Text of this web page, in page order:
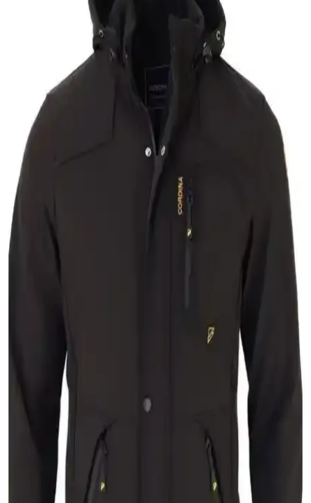
seçenekleriyle, günlük ve outdoor kullanım için ideal çözümler
Erkek Siyah Şişme Montlar: Modern ve
Fonksiyonel Kış Giyim Seçenekleri
Siyah şişme montlar, sıcak tutma ve şıklığı bir arada sunar. Farklı
modelleri ve kombin önerileriyle, her erkeğin gardırobunda
bulunması gereken pratik ve şık kış giyim parçasıdır.
Erkek Kaşmir Mont: Şıklık ve Konforun En İyi
Seçenekleri
Yüksek kaliteli kaşmir montlar, şıklık ve konforu bir arada sunar.
Doğal kumaş özellikleri, dayanıklılığı ve stil detaylarıyla erkek
gardırobunun vazgeçilmezi olur.
Erkekler İçin Anorak Montlar: Fonksiyonellik ve
Şıklık Bir Arada Güncel Trendler
Erkek anorak montlar, su ve rüzgar geçirmez özellikleriyle şehir ve
doğa aktivitelerinde ideal, dayanıklı ve şık seçenekler sunar. Güncel
İxir Nakış Armalı Mevsimlik Erkek Mont ve Ceket
Lacivert Modern ve Dayanıklı Tasarım
Modern tasarımı ve su itici özelliğiyle öne çıkan İxir nakış armalı
erkek montu, hafifliği ve dayanıklılığıyla her mevsim rahatlık sağlar.
DeFacto Erkek Şişme Mont Karşılaştırması:
Kapüşonlu ve Slim Fit Modelleri Analizi
İki farklı DeFacto şişme mont modelinin malzeme, tasarım ve
kullanıcı deneyimleri açısından detaylı karşılaştırması, seçim
yaparken dikkat edilmesi gereken noktaları içeriyor.